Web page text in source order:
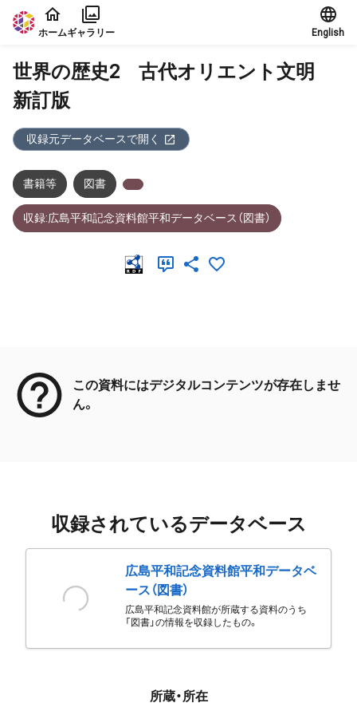
本文に飛ぶ
ホームギャラリー English
世界の歴史2 古代オリエント文明
新訂版
収録元データベースで開く
書籍等 図書
収録:広島平和記念資料館平和データベース（図書）
この資料にはデジタルコンテンツが存在しませ
ん。
収録されているデータベース
広島平和記念資料館平和データベ
ース（図書）
広島平和記念資料館が所蔵する資料のうち
「図書」の情報を収録したもの。
所蔵・所在